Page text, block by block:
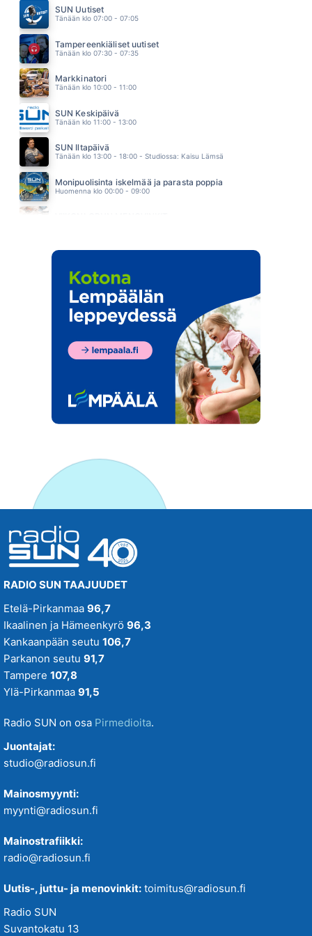
Q.STONE
16.06
HUGO
16.01
SUN Uutiset
Tänään klo 07:00 - 07:05
Tampereenkiäliset uutiset
Tänään klo 07:30 - 07:35
Markkinatori
Tänään klo 10:00 - 11:00
SUN Keskipäivä
Tänään klo 11:00 - 13:00
SUN Iltapäivä
Tänään klo 13:00 - 18:00 - Studiossa: Kaisu Lämsä
Monipuolisinta iskelmää ja parasta poppia
Huomenna klo 00:00 - 09:00
RADIO SUN TAAJUUDET
Etelä-Pirkanmaa 96,7
Ikaalinen ja Hämeenkyrö 96,3
Kankaanpään seutu 106,7
Parkanon seutu 91,7
Tampere 107,8
Ylä-Pirkanmaa 91,5
Radio SUN on osa Pirmedioita.
Juontajat:
studio@radiosun.fi
Mainosmyynti:
myynti@radiosun.fi
Mainostrafiikki:
radio@radiosun.fi
Uutis-, juttu- ja menovinkit: toimitus@radiosun.fi
Radio SUN
Suvantokatu 13